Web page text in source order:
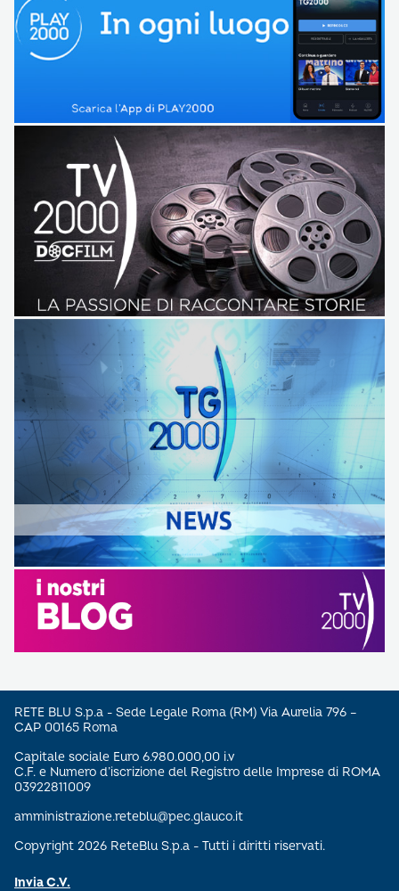
RETE BLU S.p.a - Sede Legale Roma (RM) Via Aurelia 796 –
CAP 00165 Roma
Capitale sociale Euro 6.980.000,00 i.v
C.F. e Numero d’iscrizione del Registro delle Imprese di ROMA
03922811009
amministrazione.reteblu@pec.glauco.it
Copyright 2026 ReteBlu S.p.a - Tutti i diritti riservati.
Invia C.V.